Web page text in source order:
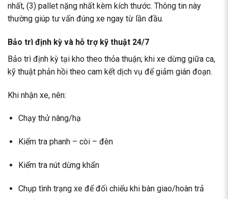
nhất, (3) pallet nặng nhất kèm kích thước. Thông tin này
thường giúp tư vấn đúng xe ngay từ lần đầu.
Bảo trì định kỳ và hỗ trợ kỹ thuật 24/7
Bảo trì định kỳ tại kho theo thỏa thuận; khi xe dừng giữa ca,
kỹ thuật phản hồi theo cam kết dịch vụ để giảm gián đoạn.
Khi nhận xe, nên:
Chạy thử nâng/hạ
Kiểm tra phanh – còi – đèn
Kiểm tra nút dừng khẩn
Chụp tình trạng xe để đối chiếu khi bàn giao/hoàn trả